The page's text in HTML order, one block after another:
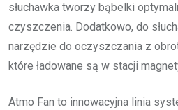
słuchawka tworzy bąbelki
czyszczenia. Dodatkowo, do
narzędzie do oczyszczania z
które ładowane są w stacji
Atmo Fan to innowacyjna linia